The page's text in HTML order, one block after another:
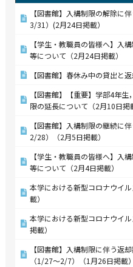
【図書館】入構制限の解除に
3/31）(2月24日掲載）
【学生・教職員の皆様へ】入
等について（2月24日掲載）
【図書館】春休み中の貸出と
【図書館】【重要】学部4年
限の延長について（2月10日掲
【図書館】入構制限の継続に
2/28）（2月5日掲載）
【学生・教職員の皆様へ】入
等について（2月4日掲載）
本学における新型コロナウイ
載）
本学における新型コロナウイ
掲載）
【図書館】入構制限に伴う返
（1/27～2/7）（1月26日掲載）